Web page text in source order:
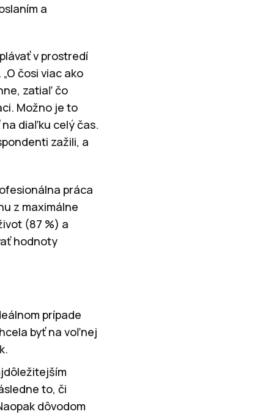
a
v prostredí
čosi viac ako
zatiaľ čo
Možno je to
diaľku celý čas.
zažili, a
práca
z maximálne
(87 %) a
hodnoty
prípade
byť na voľnej
to, či
dôvodom